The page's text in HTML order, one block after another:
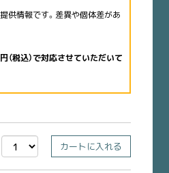
供情報です。差異や個体差があ
税込）で対応させていただいて